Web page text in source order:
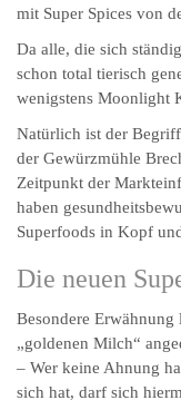
mit Super Spices von
Da alle, die sich
schon total tierisch
wenigstens Moonlight
Natürlich ist der
der Gewürzmühle
Zeitpunkt der
haben
Superfoods in Kopf
Die neuen
Besondere Erwähnung
„goldenen Milch“
– Wer keine Ahnung
sich hat, darf sich